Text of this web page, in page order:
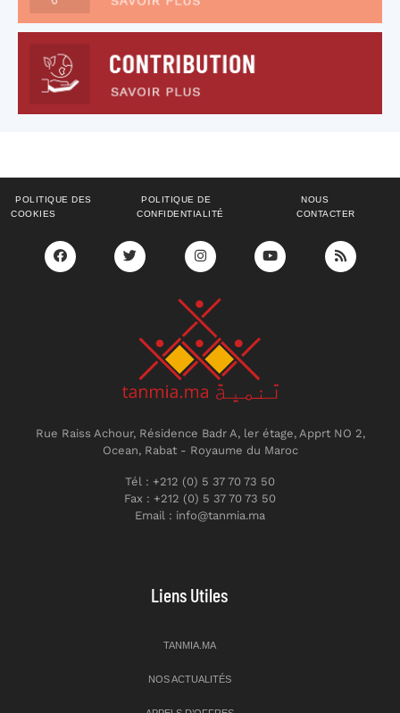
POLITIQUE DES
COOKIES
POLITIQUE DE
CONFIDENTIALITÉ
NOUS
CONTACTER
Rue Raiss Achour, Résidence Badr A, ler étage, Apprt NO 2,
Ocean, Rabat - Royaume du Maroc
Tél : +212 (0) 5 37 70 73 50
Fax : +212 (0) 5 37 70 73 50
Email : info@tanmia.ma
Liens Utiles
TANMIA.MA
NOS ACTUALITÉS